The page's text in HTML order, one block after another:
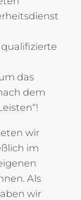
das
dem
wir
im
Als
wir